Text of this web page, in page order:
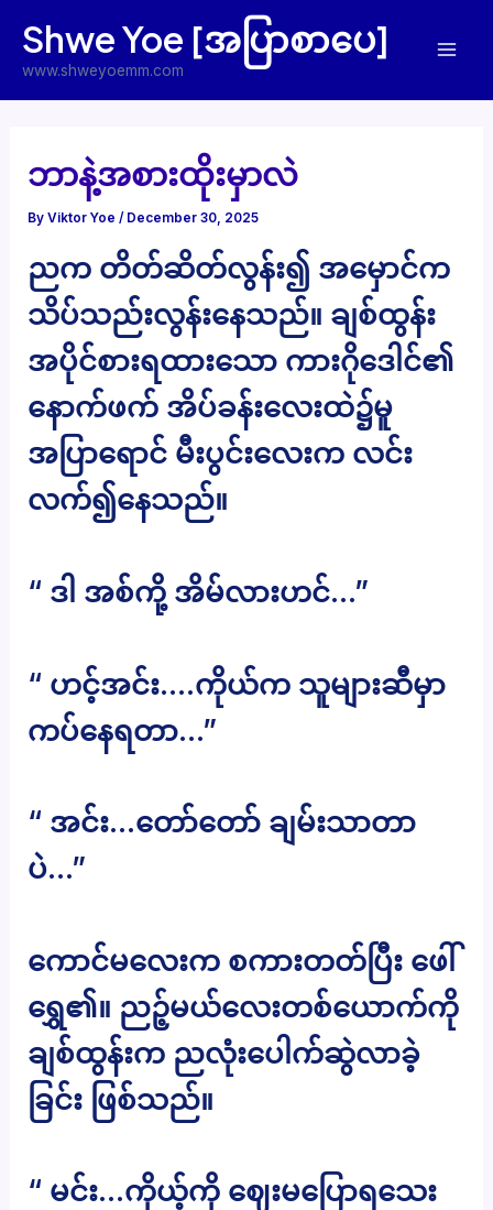
content
Shwe Yoe [အပြာစာပေ]
www.shweyoemm.com
ဘာနဲ့အစားထိုးမှာလဲ
ByViktor Yoe/ December 30, 2025
ညက တိတ်ဆိတ်လွန်း၍ အမှောင်က
သိပ်သည်းလွန်းနေသည်။ ချစ်ထွန်း
အပိုင်စားရထားသော ကားဂိုဒေါင်၏
နောက်ဖက် အိပ်ခန်းလေးထဲ၌မူ
အပြာရောင် မီးပွင်းလေးက လင်း
လက်၍နေသည်။
“ ဒါ အစ်ကို့ အိမ်လားဟင်…”
“ ဟင့်အင်း….ကိုယ်က သူများဆီမှာ
ကပ်နေရတာ…”
“ အင်း…တော်တော် ချမ်းသာတာ
ပဲ…”
ကောင်မလေးက စကားတတ်ပြီး ဖေါ်
ရွှေ၏။ ညဉ့်မယ်လေးတစ်ယောက်ကို
ချစ်ထွန်းက ညလုံးပေါက်ဆွဲလာခဲ့
ခြင်း ဖြစ်သည်။
“ မင်း…ကိုယ့်ကို ဈေးမပြောရသေး